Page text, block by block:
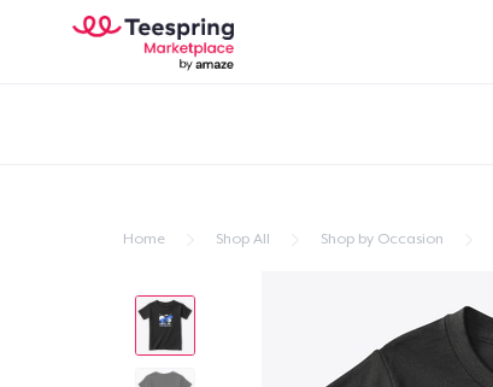
Home Shop All Shop by Occasion